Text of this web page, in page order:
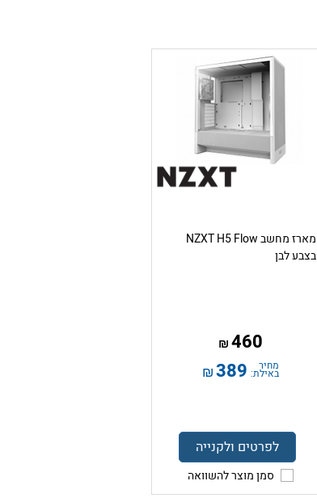
מארז מחשב NZXT H5 Flow
בצבע לבן
460
₪
מחיר
באילת: 389
₪
לפרטים ולקנייה
סמן מוצר להשוואה